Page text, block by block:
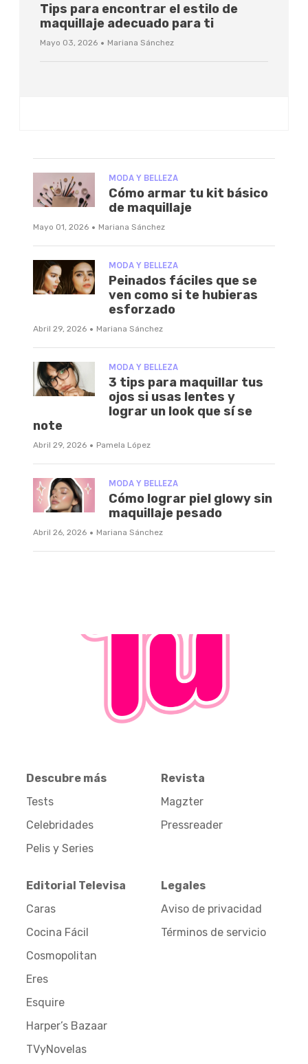
Tips para encontrar el estilo de
maquillaje adecuado para ti
Mayo 03, 2026 · Mariana Sánchez
MODA Y BELLEZA
Cómo armar tu kit básico
de maquillaje
Mayo 01, 2026 · Mariana Sánchez
MODA Y BELLEZA
Peinados fáciles que se
ven como si te hubieras
esforzado
Abril 29, 2026 · Mariana Sánchez
MODA Y BELLEZA
3 tips para maquillar tus
ojos si usas lentes y
lograr un look que sí se
note
Abril 29, 2026 · Pamela López
MODA Y BELLEZA
Cómo lograr piel glowy sin
maquillaje pesado
Abril 26, 2026 · Mariana Sánchez
Descubre más
Tests
Celebridades
Pelis y Series
Revista
Magzter
Pressreader
Editorial Televisa
Caras
Cocina Fácil
Cosmopolitan
Eres
Esquire
Harper’s Bazaar
TVyNovelas
Legales
Aviso de privacidad
Términos de servicio